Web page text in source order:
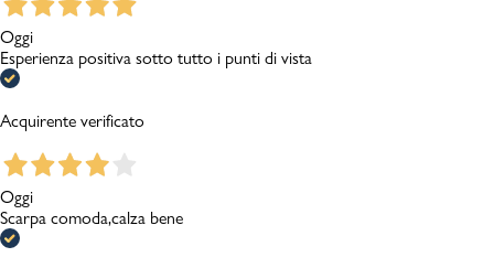
Oggi
Esperienza positiva sotto tutto i punti di vista
Acquirente verificato
Oggi
Scarpa comoda,calza bene